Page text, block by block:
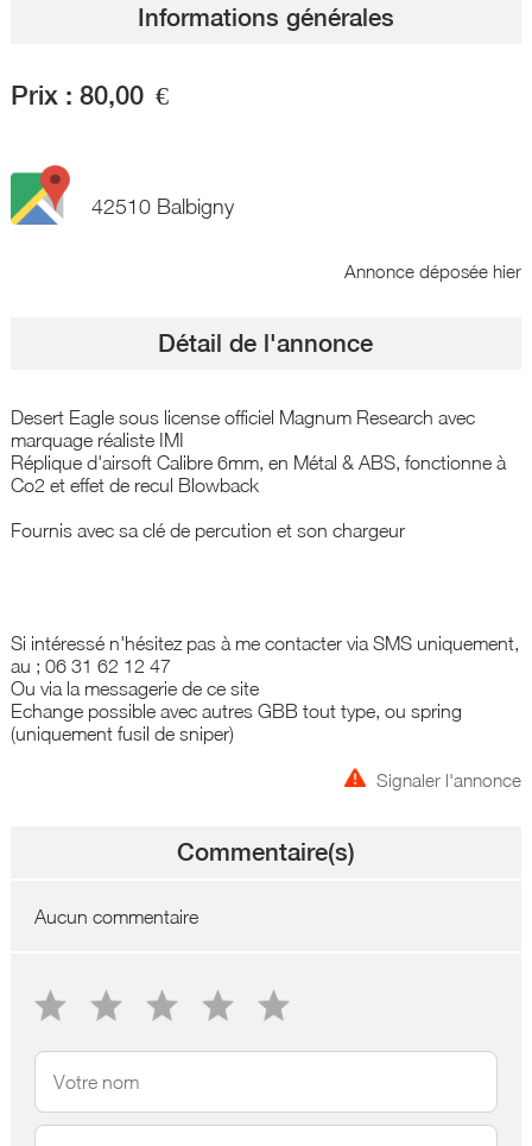
Informations générales
Prix : 80,00 €
42510 Balbigny
Annonce déposée hier
Détail de l'annonce
Desert Eagle sous license officiel Magnum Research avec
marquage réaliste IMI
Réplique d'airsoft Calibre 6mm, en Métal & ABS, fonctionne à
Co2 et effet de recul Blowback
Fournis avec sa clé de percution et son chargeur
Si intéressé n'hésitez pas à me contacter via SMS uniquement,
au ; 06 31 62 12 47
Ou via la messagerie de ce site
Echange possible avec autres GBB tout type, ou spring
(uniquement fusil de sniper)
Signaler l'annonce
Commentaire(s)
Aucun commentaire